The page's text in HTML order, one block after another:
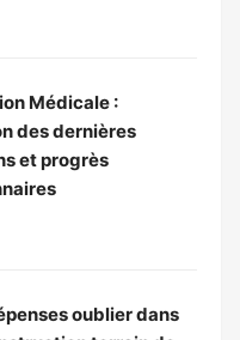
Médicale :
des dernières
et progrès
oublier dans